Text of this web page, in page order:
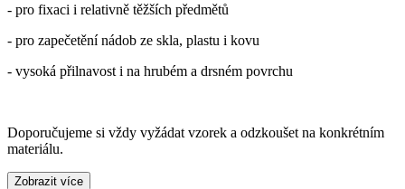
- pro fixaci i relativně těžších předmětů
- pro zapečetění nádob ze skla, plastu i kovu
- vysoká přilnavost i na hrubém a drsném povrchu
Doporučujeme si vždy vyžádat vzorek a odzkoušet na konkrétním
materiálu.
Zobrazit více